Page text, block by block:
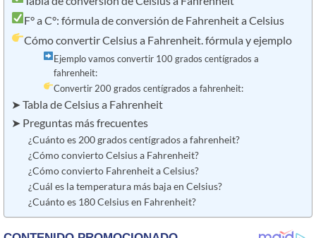
F° a C°: fórmula de conversión de Fahrenheit a Celsius
Cómo convertir Celsius a Fahrenheit. fórmula y ejemplo
Ejemplo vamos convertir 100 grados centígrados a
fahrenheit:
Convertir 200 grados centígrados a fahrenheit:
➤ Tabla de Celsius a Fahrenheit
➤ Preguntas más frecuentes
¿Cuánto es 200 grados centígrados a fahrenheit?
¿Cómo convierto Celsius a Fahrenheit?
¿Cómo convierto Fahrenheit a Celsius?
¿Cuál es la temperatura más baja en Celsius?
¿Cuánto es 180 Celsius en Fahrenheit?